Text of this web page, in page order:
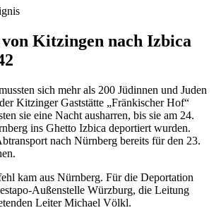
Kitzingen nach Izbica
sich mehr als 200 Jüdinnen und Juden
Kitzinger Gaststätte „Fränkischer Hof“
sie eine Nacht ausharren, bis sie am 24.
ins Ghetto Izbica deportiert wurden.
nach Nürnberg bereits für den 23.
kam aus Nürnberg. Für die Deportation
Außenstelle Würzburg, die Leitung
Leiter Michael Völkl.